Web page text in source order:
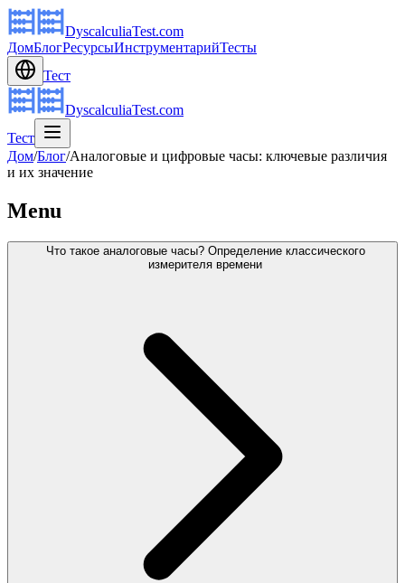
DyscalculiaTest.com
ДомБлогРесурсыИнструментарийТесты
Тест
DyscalculiaTest.com
Тест
Дом/Блог/Аналоговые и цифровые часы: ключевые различия
и их значение
Menu
Что такое аналоговые часы? Определение классического
измерителя времени